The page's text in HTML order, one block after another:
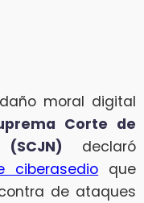
moral digital
Corte de
declaró
ciberasedio que
de ataques